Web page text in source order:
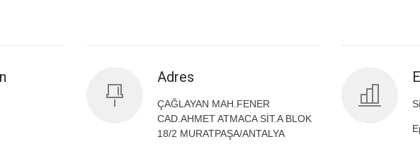
Adres
ÇAĞLAYAN MAH.FENER
CAD.AHMET ATMACA SİT.A BLOK
18/2 MURATPAŞA/ANTALYA